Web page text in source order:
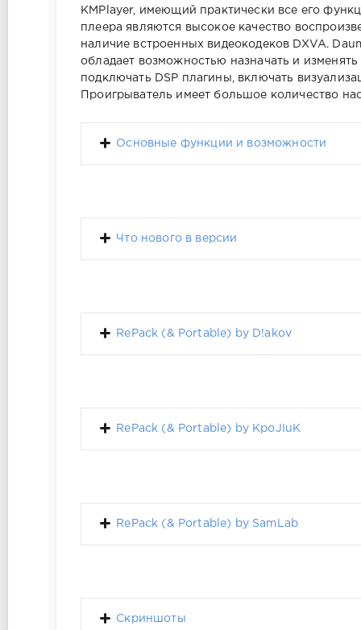
KMPlayer, имеющий практически все его
плеера являются высокое качество
наличие встроенных видеокодеков DXVA.
обладает возможностью назначать и
подключать DSP плагины, включать
Проигрыватель имеет большое количество
Основные функции и возможности
Что нового в версии
RePack (& Portable) by D!akov
RePack (& Portable) by KpoJIuK
RePack (& Portable) by SamLab
Скриншоты